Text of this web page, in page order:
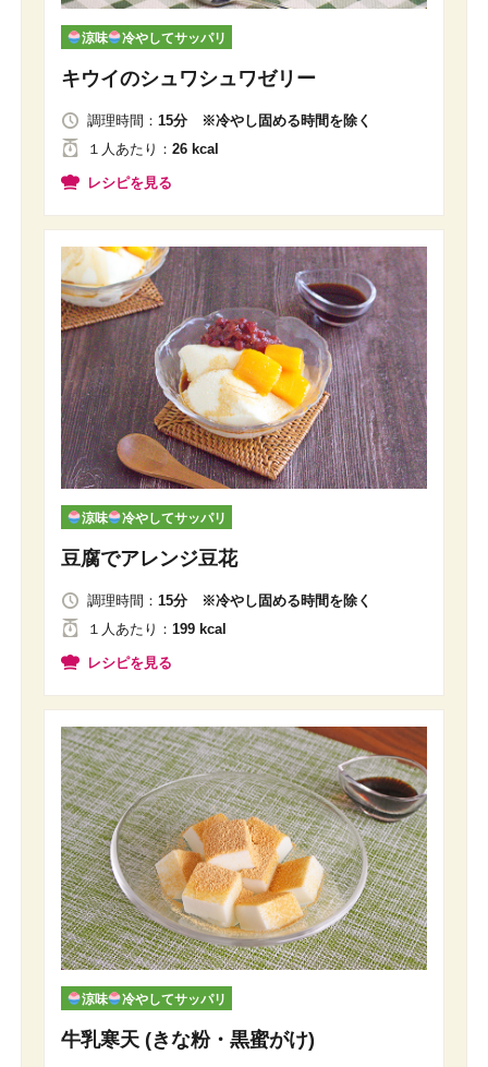
涼味 冷やしてサッパリ
キウイのシュワシュワゼリー
調理時間： 15分 ※冷やし固める時間を除く
１人 あたり ： 26 kcal
レシピを見る
涼味 冷やしてサッパリ
豆腐でアレンジ豆花
調理時間： 15分 ※冷やし固める時間を除く
１人あたり ： 199 kcal
レシピを見る
涼味 冷やしてサッパリ
牛乳寒天 (きな粉・黒蜜がけ)